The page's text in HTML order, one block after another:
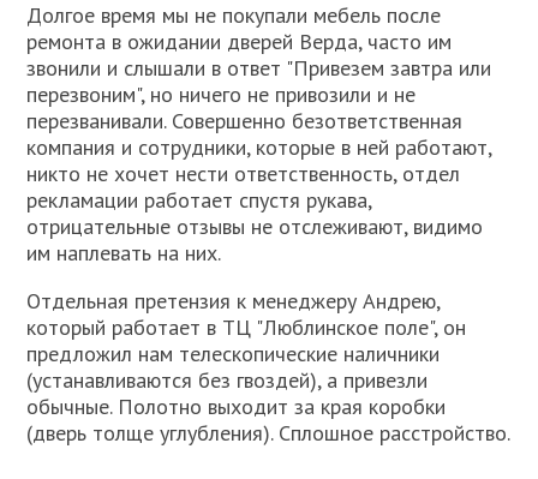
Долгое время мы не покупали мебель после
ремонта в ожидании дверей Верда, часто им
звонили и слышали в ответ "Привезем завтра или
перезвоним", но ничего не привозили и не
перезванивали. Совершенно безответственная
компания и сотрудники, которые в ней работают,
никто не хочет нести ответственность, отдел
рекламации работает спустя рукава,
отрицательные отзывы не отслеживают, видимо
им наплевать на них.
Отдельная претензия к менеджеру Андрею,
который работает в ТЦ "Люблинское поле", он
предложил нам телескопические наличники
(устанавливаются без гвоздей), а привезли
обычные. Полотно выходит за края коробки
(дверь толще углубления). Сплошное расстройство.